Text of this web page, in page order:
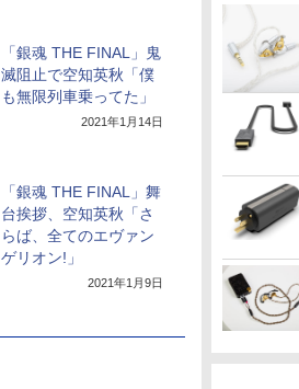
「銀魂 THE FINAL」鬼
滅阻止で空知英秋「僕
も無限列車乗ってた」
2021年1月14日
「銀魂 THE FINAL」舞
台挨拶、空知英秋「さ
らば、全てのエヴァン
ゲリオン!」
2021年1月9日